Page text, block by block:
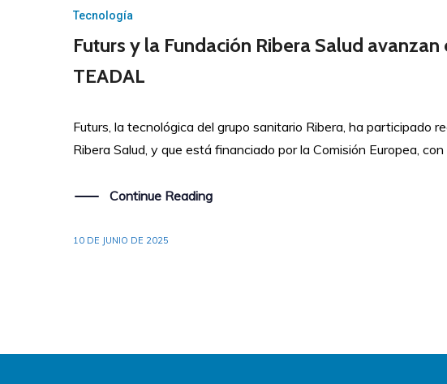
Tecnología
Futurs y la Fundación Ribera Salud
TEADAL
Futurs, la tecnológica del grupo sanitario Ribera, ha participado
Ribera Salud, y que está financiado por la Comisión Europea,
Continue Reading
10 DE JUNIO DE 2025